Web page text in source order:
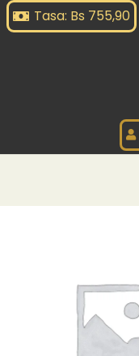
Tasa: Bs 755,90